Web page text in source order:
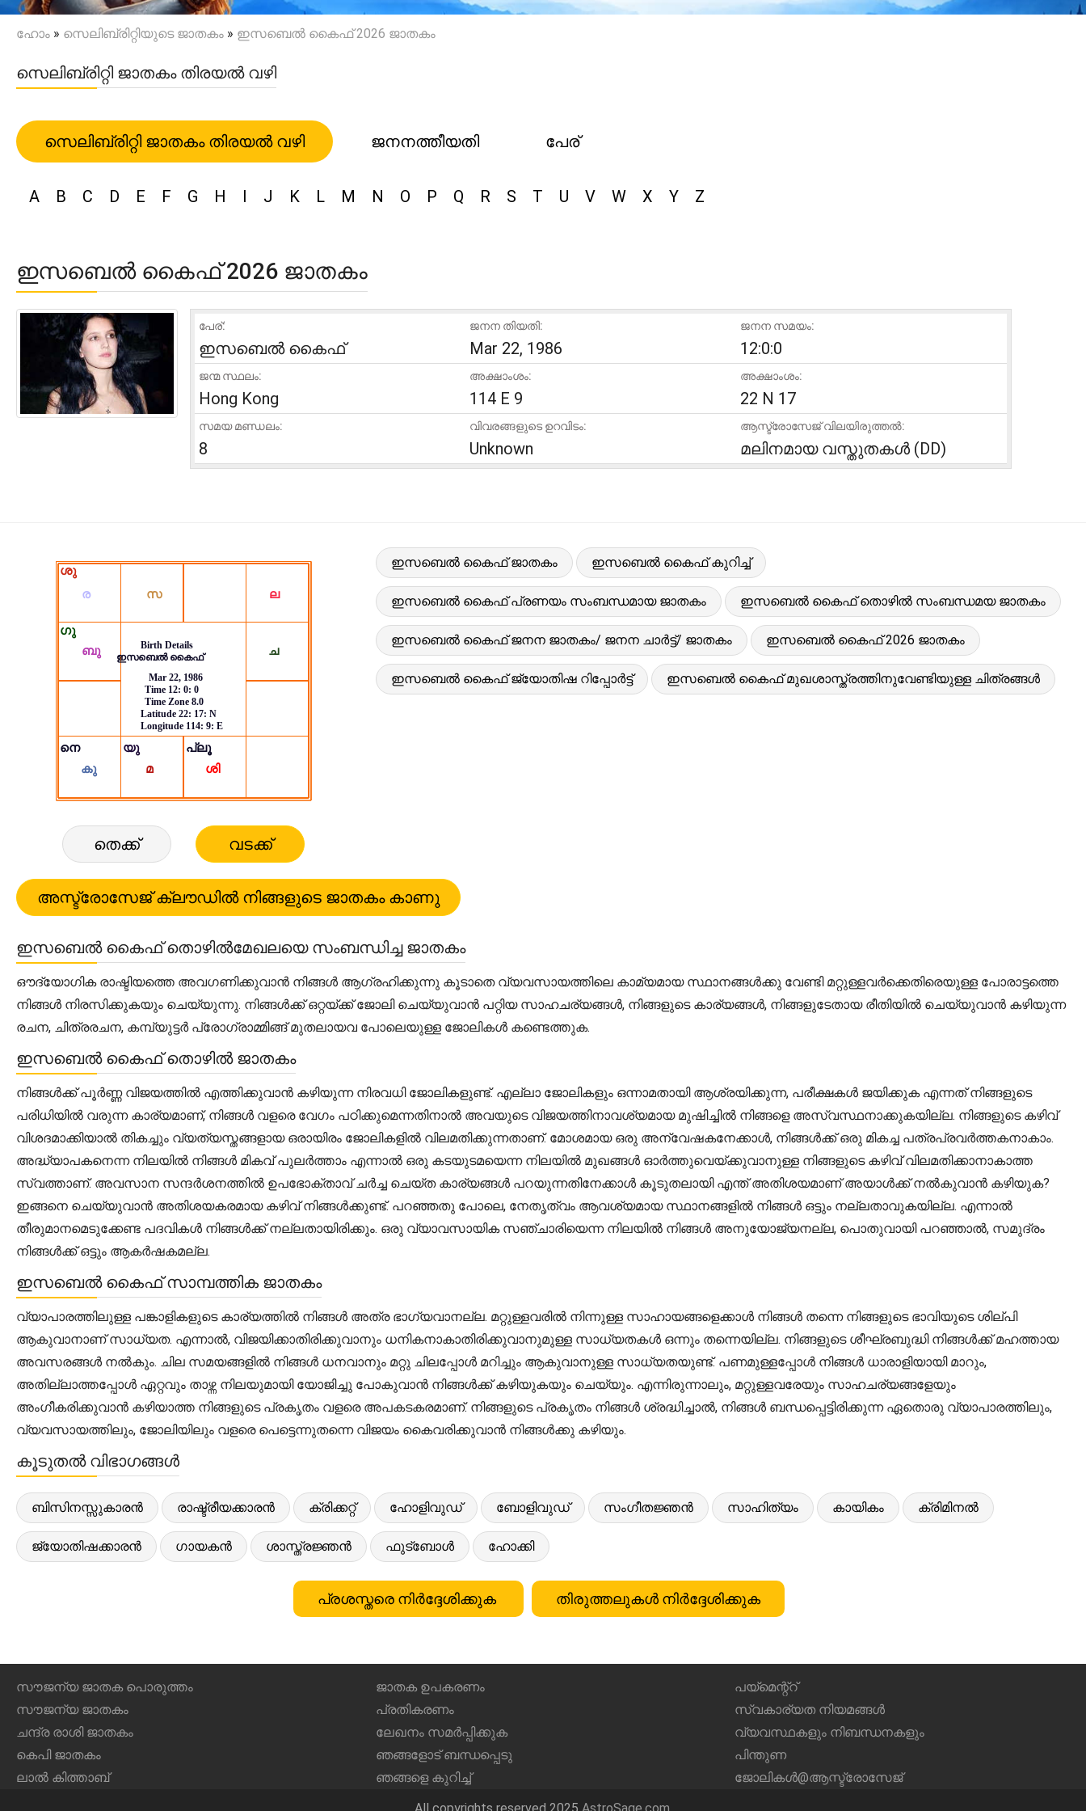
ഹോം » സെലിബ്രിറ്റിയുടെ ജാതകം » ഇസബെൽ കൈഫ് 2026 ജാതകം
സെലിബ്രിറ്റി ജാതകം തിരയൽ വഴി
സെലിബ്രിറ്റി ജാതകം തിരയൽ വഴി ജനനത്തീയതി പേര്
A B C D E F G H I J K L M N O P Q R S T U V W X Y Z
ഇസബെൽ കൈഫ് 2026 ജാതകം
പേര്:
ഇസബെൽ കൈഫ്
ജനന തിയതി:
Mar 22, 1986
ജനന സമയം:
12:0:0
ജന്മ സ്ഥലം:
Hong Kong
അക്ഷാംശം:
114 E 9
അക്ഷാംശം:
22 N 17
സമയ മണ്ഡലം:
8
വിവരങ്ങളുടെ ഉറവിടം:
Unknown
ആസ്ട്രോസേജ് വിലയിരുത്തൽ:
മലിനമായ വസ്തുതകൾ (DD)
തെക്ക് വടക്ക്
ഇസബെൽ കൈഫ് ജാതകം ഇസബെൽ കൈഫ് കുറിച്ച്
ഇസബെൽ കൈഫ് പ്രണയം സംബന്ധമായ ജാതകം ഇസബെൽ കൈഫ് തൊഴിൽ സംബന്ധമയ ജാതകം
ഇസബെൽ കൈഫ് ജനന ജാതകം/ ജനന ചാർട്ട്/ ജാതകം ഇസബെൽ കൈഫ് 2026 ജാതകം
ഇസബെൽ കൈഫ് ജ്യോതിഷ റിപ്പോർട്ട് ഇസബെൽ കൈഫ് മുഖശാസ്ത്രത്തിനുവേണ്ടിയുള്ള ചിത്രങ്ങൾ
ഇസബെൽ കൈഫ് തൊഴിൽമേഖലയെ സംബന്ധിച്ച ജാതകം
ഔദ്യോഗിക രാഷ്ടിയത്തെ അവഗണിക്കുവാൻ നിങ്ങൾ ആഗ്രഹിക്കുന്നു കൂടാതെ വ്യവസായത്തിലെ കാമ്യമായ സ്ഥാനങ്ങൾക്കു വേണ്ടി മറ്റുള്ളവർക്കെതിരെയുള്ള പോരാട്ടത്തെ
നിങ്ങൾ നിരസിക്കുകയും ചെയ്യുന്നു. നിങ്ങൾക്ക് ഒറ്റയ്ക്ക് ജോലി ചെയ്യുവാൻ പറ്റിയ സാഹചര്യങ്ങൾ, നിങ്ങളുടെ കാര്യങ്ങൾ, നിങ്ങളുടേതായ രീതിയിൽ ചെയ്യുവാൻ കഴിയുന്ന
രചന, ചിത്രരചന, കമ്പ്യുട്ടർ പ്രോഗ്രാമ്മിങ്ങ് മുതലായവ പോലെയുള്ള ജോലികൾ കണ്ടെത്തുക.
ഇസബെൽ കൈഫ് തൊഴിൽ ജാതകം
നിങ്ങൾക്ക് പൂർണ്ണ വിജയത്തിൽ എത്തിക്കുവാൻ കഴിയുന്ന നിരവധി ജോലികളുണ്ട്. എല്ലാ ജോലികളും ഒന്നാമതായി ആശ്രയിക്കുന്ന, പരീക്ഷകൾ ജയിക്കുക എന്നത് നിങ്ങളുടെ
പരിധിയിൽ വരുന്ന കാര്യമാണ്, നിങ്ങൾ വളരെ വേഗം പഠിക്കുമെന്നതിനാൽ അവയുടെ വിജയത്തിനാവശ്യമായ മുഷിച്ചിൽ നിങ്ങളെ അസ്വസ്ഥനാക്കുകയില്ല. നിങ്ങളുടെ കഴിവ്
വിശദമാക്കിയാൽ തികച്ചും വ്യത്യസ്തങ്ങളായ ഒരായിരം ജോലികളിൽ വിലമതിക്കുന്നതാണ്. മോശമായ ഒരു അന്വേഷകനേക്കാൾ, നിങ്ങൾക്ക് ഒരു മികച്ച പത്രപ്രവർത്തകനാകാം.
അദ്ധ്യാപകനെന്ന നിലയിൽ നിങ്ങൾ മികവ് പുലർത്താം എന്നാൽ ഒരു കടയുടമയെന്ന നിലയിൽ മുഖങ്ങൾ ഓർത്തുവെയ്ക്കുവാനുള്ള നിങ്ങളുടെ കഴിവ് വിലമതിക്കാനാകാത്ത
സ്വത്താണ്. അവസാന സന്ദർശനത്തിൽ ഉപഭോക്താവ് ചർച്ച ചെയ്ത കാര്യങ്ങൾ പറയുന്നതിനേക്കാൾ കൂടുതലായി എന്ത് അതിശയമാണ് അയാൾക്ക് നൽകുവാൻ കഴിയുക?
ഇങ്ങനെ ചെയ്യുവാൻ അതിശയകരമായ കഴിവ് നിങ്ങൾക്കുണ്ട്. പറഞ്ഞതു പോലെ, നേതൃത്വം ആവശ്യമായ സ്ഥാനങ്ങളിൽ നിങ്ങൾ ഒട്ടും നല്ലതാവുകയില്ല. എന്നാൽ
തീരുമാനമെടുക്കേണ്ട പദവികൾ നിങ്ങൾക്ക് നല്ലതായിരിക്കും. ഒരു വ്യാവസായിക സഞ്ചാരിയെന്ന നിലയിൽ നിങ്ങൾ അനുയോജ്യനല്ല, പൊതുവായി പറഞ്ഞാൽ, സമുദ്രം
നിങ്ങൾക്ക് ഒട്ടും ആകർഷകമല്ല.
ഇസബെൽ കൈഫ് സാമ്പത്തിക ജാതകം
വ്യാപാരത്തിലുള്ള പങ്കാളികളുടെ കാര്യത്തിൽ നിങ്ങൾ അത്ര ഭാഗ്യവാനല്ല. മറ്റുള്ളവരിൽ നിന്നുള്ള സാഹായങ്ങളെക്കാൾ നിങ്ങൾ തന്നെ നിങ്ങളുടെ ഭാവിയുടെ ശില്പി
ആകുവാനാണ് സാധ്യത. എന്നാൽ, വിജയിക്കാതിരിക്കുവാനും ധനികനാകാതിരിക്കുവാനുമുള്ള സാധ്യതകൾ ഒന്നും തന്നെയില്ല. നിങ്ങളുടെ ശീഘ്രബുദ്ധി നിങ്ങൾക്ക് മഹത്തായ
അവസരങ്ങൾ നൽകും. ചില സമയങ്ങളിൽ നിങ്ങൾ ധനവാനും മറ്റു ചിലപ്പോൾ മറിച്ചും ആകുവാനുള്ള സാധ്യതയുണ്ട്. പണമുള്ളപ്പോൾ നിങ്ങൾ ധാരാളിയായി മാറും,
അതില്ലാത്തപ്പോൾ ഏറ്റവും താഴ്ന്ന നിലയുമായി യോജിച്ചു പോകുവാൻ നിങ്ങൾക്ക് കഴിയുകയും ചെയ്യും. എന്നിരുന്നാലും, മറ്റുള്ളവരേയും സാഹചര്യങ്ങളേയും
അംഗീകരിക്കുവാൻ കഴിയാത്ത നിങ്ങളുടെ പ്രകൃതം വളരെ അപകടകരമാണ്. നിങ്ങളുടെ പ്രകൃതം നിങ്ങൾ ശ്രദ്ധിച്ചാൽ, നിങ്ങൾ ബന്ധപ്പെട്ടിരിക്കുന്ന ഏതൊരു വ്യാപാരത്തിലും,
വ്യവസായത്തിലും, ജോലിയിലും വളരെ പെട്ടെന്നുതന്നെ വിജയം കൈവരിക്കുവാൻ നിങ്ങൾക്കു കഴിയും.
കൂടുതൽ വിഭാഗങ്ങൾ
ബിസിനസ്സുകാരൻ രാഷ്ട്രീയക്കാരൻ ക്രിക്കറ്റ് ഹോളിവുഡ് ബോളിവുഡ് സംഗീതജ്ഞൻ സാഹിത്യം കായികം ക്രിമിനൽ
ജ്യോതിഷക്കാരൻ ഗായകൻ ശാസ്ത്രജ്ഞൻ ഫുട്ബോൾ ഹോക്കി
പ്രശസ്തരെ നിർദ്ദേശിക്കുക തിരുത്തലുകൾ നിർദ്ദേശിക്കുക
സൗജന്യ ജാതക പൊരുത്തം
സൗജന്യ ജാതകം
ചന്ദ്ര രാശി ജാതകം
കെപി ജാതകം
ലാൽ കിത്താബ്
ജാതക ഉപകരണം
പ്രതികരണം
ലേഖനം സമർപ്പിക്കുക
ഞങ്ങളോട് ബന്ധപ്പെടു
ഞങ്ങളെ കുറിച്ച്
പയ്മെന്റ്റ്
സ്വകാര്യത നിയമങ്ങൾ
വ്യവസ്ഥകളും നിബന്ധനകളും
പിന്തുണ
ജോലികൾ@ആസ്ട്രോസേജ്